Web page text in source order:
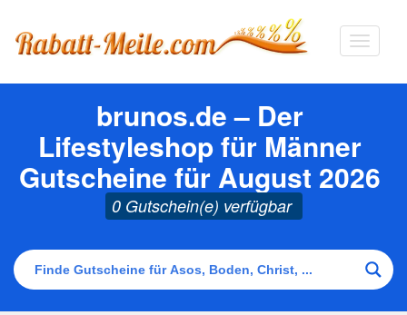
brunos.de – Der
Lifestyleshop für Männer
Gutscheine für August 2026
0 Gutschein(e) verfügbar